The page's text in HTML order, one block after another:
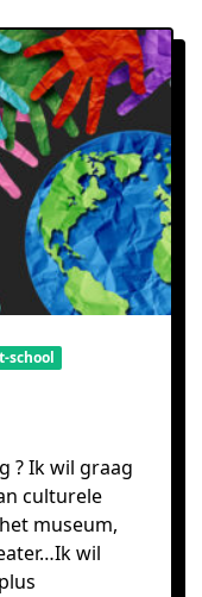
school
? Ik wil graag
culturele
museum,
wil